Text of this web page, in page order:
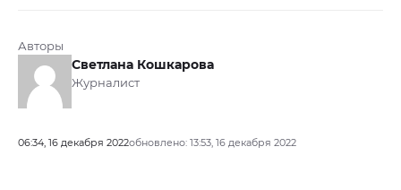
Авторы
Светлана Кошкарова
Журналист
06:34, 16 декабря 2022обновлено: 13:53, 16 декабря 2022